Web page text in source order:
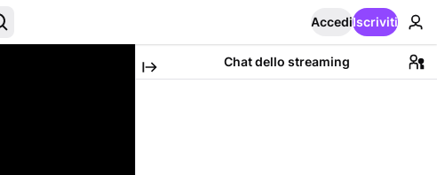
AccediIscriviti
Chat dello streaming